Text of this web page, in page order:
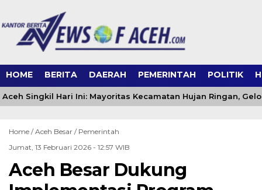
HOME BERITA DAERAH PEMERINTAH POLITIK
Singkil Hari Ini: Mayoritas Kecamatan Hujan Ringan,
Home /Aceh Besar / Pemerintah
Jumat, 13 Februari 2026 - 12:57 WIB
Aceh Besar Dukung